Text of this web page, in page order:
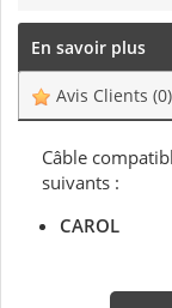
En savoir plus
Avis Clients (0)
Câble
suivants :
CAROL